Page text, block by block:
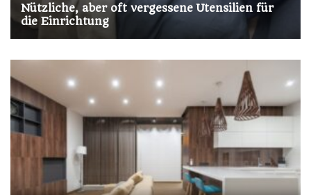
Nützliche, aber oft vergessene Utensilien für
die Einrichtung